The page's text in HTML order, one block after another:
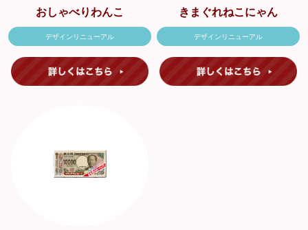
おしゃべりわんこ
デザインリニューアル
きまぐれねこにゃん
デザインリニューアル